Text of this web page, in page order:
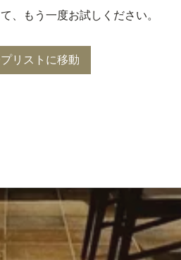
、もう一度お試しください。
リストに移動